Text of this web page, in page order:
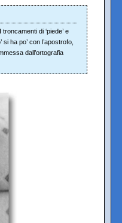
di ‘piede’ e
si ha po’ con l’apostrofo,
dall’ortografia